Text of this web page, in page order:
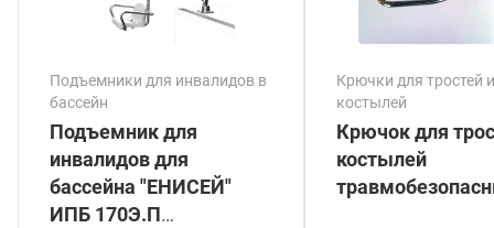
Подъемники для инвалидов в
бассейн
Подъемник для
инвалидов для
бассейна "ЕНИСЕЙ"
ИПБ 170Э.П
Крючки для тростей и
костылей
Крючок для
костылей